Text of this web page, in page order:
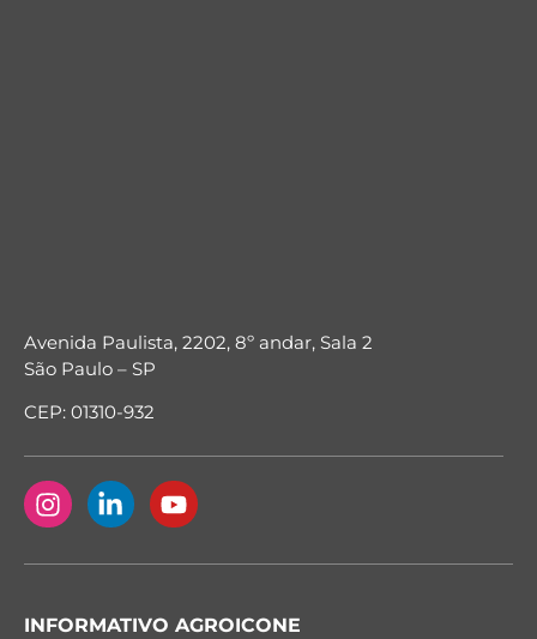
Avenida Paulista, 2202, 8º andar, Sala 2
São Paulo – SP
CEP: 01310-932
INFORMATIVO AGROICONE